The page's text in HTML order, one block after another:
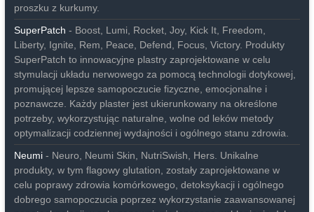
proszku z kurkumy.
SuperPatch - Boost, Lumi, Rocket, Joy, Kick It, Freedom,
Liberty, Ignite, Rem, Peace, Defend, Focus, Victory. Produkty
SuperPatch to innowacyjne plastry zaprojektowane w celu
stymulacji układu nerwowego za pomocą technologii dotykowej,
promującej lepsze samopoczucie fizyczne, emocjonalne i
poznawcze. Każdy plaster jest ukierunkowany na określone
potrzeby, wykorzystując naturalne, wolne od leków metody
optymalizacji codziennej wydajności i ogólnego stanu zdrowia.
Neumi- Neuro, Neumi Skin, NutriSwish, Hers. Unikalne
produkty, w tym flagowy glutation, zostały zaprojektowane w
celu poprawy zdrowia komórkowego, detoksykacji i ogólnego
dobrego samopoczucia poprzez wykorzystanie zaawansowanej